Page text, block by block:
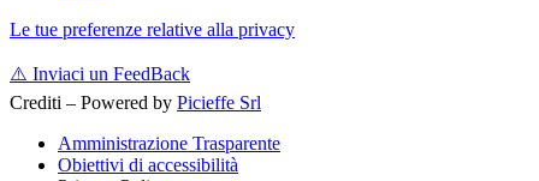
Le tue preferenze relative alla privacy
⚠️ Inviaci un FeedBack
Crediti – Powered by Picieffe Srl
Amministrazione Trasparente
Obiettivi di accessibilità